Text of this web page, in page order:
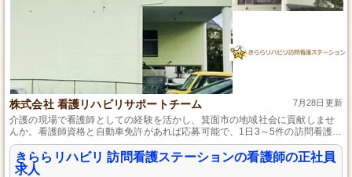
株式会社 看護リハビリサポートチーム 7月28日更新
介護の現場で看護師としての経験を活かし、箕面市の地域社会に貢献しませ
んか。看護師資格と自動車免許があれば応募可能で、1日3～5件の訪問看護が
主なお仕事です。最初は経験豊富な先輩が同行し、丁寧に業務を教えるので
安心して始められます。土日休みで年間休日も110日あり、仕事とプライベー
トのバランスを大切にしたい方にも最適です。
きららリハビリ 訪問看護ステーションの看護師の正社員
求人